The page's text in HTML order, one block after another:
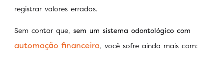
registrar valores errados.
Sem contar que, sem um sistema odontológico com
automação financeira, você sofre ainda mais com: